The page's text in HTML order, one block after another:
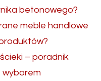
betonowego?
meble handlowe
– poradnik
wyborem